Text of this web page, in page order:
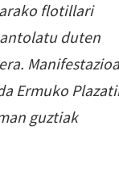
flotillari
duten
Manifestazioa
Ermuko
guztiak